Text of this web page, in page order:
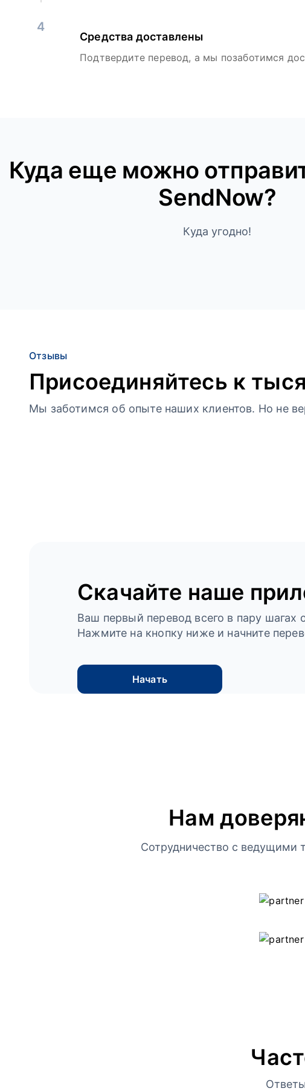
4
Средства доставлены
Подтвердите перевод, а мы позаботимся
Куда ещe можно
SendNow?
Куда угодно!
Отзывы
Присоединяйтесь к
Мы заботимся об опыте наших клиентов. Но не
Скачайте наше
Ваш первый перевод всего в пару шагах
Нажмите на кнопку ниже и начните
Начать
Нам
Сотрудничество с ведущими